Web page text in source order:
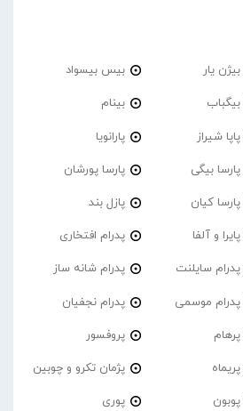
بیژن یار بیس بیسواد
بیگباب بینام
پاپا شیراز پارانویا
پارسا بیگی پارسا پورشان
پارسا کیان پازل بند
پایرا و آلفا پدرام افتخاری
پدرام‌ سایلنت پدرام شانه ساز
پدرام موسمی پدرام نجفیان
پرهام پروفسور
پریماه پژمان تکرو و چوبین
پوبون پوری